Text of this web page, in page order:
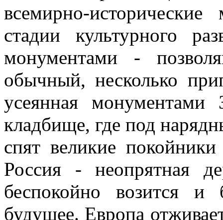
всемирно-
стадии культурного
монументами -
обычный, несколько
усеянная
кладбище, где под
спят великие
Россия - неопрятная
беспокойно возится и
будущее. Европа